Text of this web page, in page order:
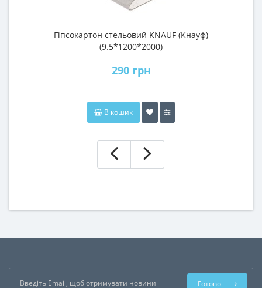
Гіпсокартон стельовий KNAUF (Кнауф)
(9.5*1200*2000)
290 грн
В кошик
Готово